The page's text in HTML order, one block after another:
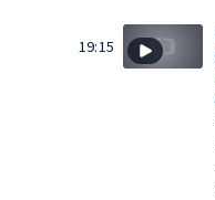
19:15